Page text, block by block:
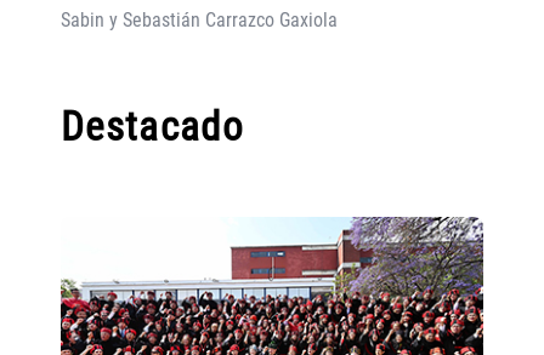
Sabin y Sebastián Carrazco Gaxiola
Destacado